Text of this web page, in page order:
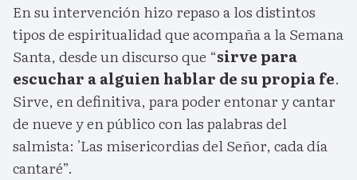
En su intervención hizo repaso a los distintos
tipos de espiritualidad que acompaña a la Semana
Santa, desde un discurso que “sirve para
escuchar a alguien hablar de su propia fe.
Sirve, en definitiva, para poder entonar y cantar
de nueve y en público con las palabras del
salmista: 'Las misericordias del Señor, cada día
cantaré”.